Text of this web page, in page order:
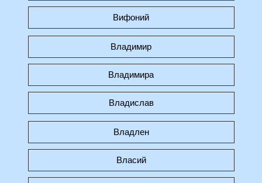
Вифоний
Владимир
Владимира
Владислав
Владлен
Власий